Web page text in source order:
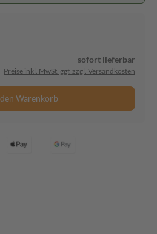
sofort lieferbar
Preise inkl. MwSt. ggf. zzgl. Versandkosten
Warenkorb